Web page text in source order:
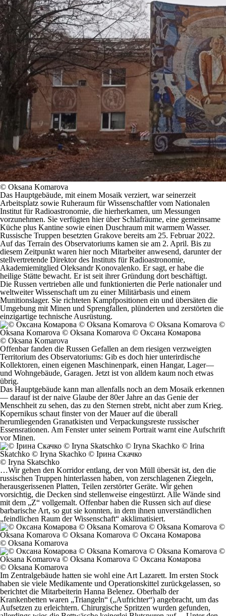
© Oksana Komarova
Das Hauptgebäude, mit einem Mosaik verziert, war seinerzeit
Arbeitsplatz sowie Ruheraum für Wissenschaftler vom Nationalen
Institut für Radioastronomie, die hierherkamen, um Messungen
vorzunehmen. Sie verfügten hier über Schlafräume, eine gemeinsame
Küche plus Kantine sowie einen Duschraum mit warmem Wasser.
Russische Truppen besetzten Grakove bereits am 25. Februar 2022.
Auf das Terrain des Observatoriums kamen sie am 2. April. Bis zu
diesem Zeitpunkt waren hier noch Mitarbeiter anwesend, darunter der
stellvertretende Direktor des Instituts für Radioastronomie,
Akademiemitglied Oleksandr Konovalenko. Er sagt, er habe die
heilige Stätte bewacht. Er ist seit ihrer Gründung dort beschäftigt.
Die Russen vertrieben alle und funktionierten die Perle nationaler und
weltweiter Wissenschaft um zu einer Militärbasis und einem
Munitionslager. Sie richteten Kampfpositionen ein und übersäten die
Umgebung mit Minen und Sprengfallen, plünderten und zerstörten die
einzigartige technische Ausrüstung.
© Oksana Komarova
Offenbar fanden die Russen Gefallen an dem riesigen verzweigten
Territorium des Observatoriums: Gib es doch hier unterirdische
Kollektoren, einen eigenen Maschinenpark, einen Hangar, Lager—
und Wohngebäude, Garagen. Jetzt ist von alldem kaum noch etwas
übrig.
Das Hauptgebäude kann man allenfalls noch an dem Mosaik erkennen
— darauf ist der naive Glaube der 80er Jahre an das Genie der
Menschheit zu sehen, das zu den Sternen strebt, nicht aber zum Krieg.
Kopernikus schaut finster von der Mauer auf die überall
herumliegenden Granatkisten und Verpackungsreste russischer
Essensrationen. Am Fenster unter seinem Portrait warnt eine Aufschrift
vor Minen.
© Iryna Skatschko
…Wir gehen den Korridor entlang, der von Müll übersät ist, den die
russischen Truppen hinterlassen haben, von zerschlagenen Ziegeln,
herausgerissenen Platten, Teilen zerstörter Geräte. Wir gehen
vorsichtig, die Decken sind stellenweise eingestürzt. Alle Wände sind
mit dem „Z“ vollgemalt. Offenbar haben die Russen sich auf diese
barbarische Art, so gut sie konnten, in dem ihnen unverständlichen
„feindlichen Raum der Wissenschaft“ akklimatisiert.
© Oksana Komarova
© Oksana Komarova
Im Zentralgebäude hatten sie wohl eine Art Lazarett. Im ersten Stock
haben sie viele Medikamente und Operationskittel zurückgelassen, so
berichtet die Mitarbeiterin Hanna Belenez. Oberhalb der
Krankenbetten waren „Triangeln“ („Aufrichter“) angebracht, um das
Aufsetzen zu erleichtern. Chirurgische Spritzen wurden gefunden,